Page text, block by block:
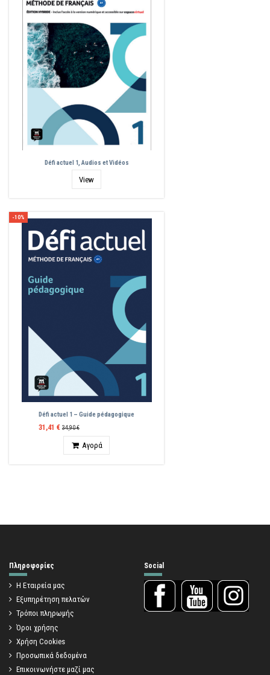
Défi actuel 1, Audios et Vidéos
View
-10%
Défi actuel 1 – Guide pédagogique
31,41 € 34,90 €
Αγορά
Πληροφορίες
Η Εταιρεία μας
Εξυπηρέτηση πελατών
Τρόποι πληρωμής
Όροι χρήσης
Χρήση Cookies
Προσωπικά δεδομένα
Επικοινωνήστε μαζί μας
Social